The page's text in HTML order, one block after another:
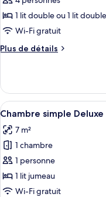
ce
type
chambre :
Deluxe,
balcon
1 lit double ou 1 lit
Wi-Fi gratuit
Plus de détails
Plus
Chambre
quadruple
Deluxe,
Afficher
toutes
les
photos
pour
ce
type
8
Chambre simple Deluxe
7 m²
1 chambre
1 personne
1 lit jumeau
Wi-Fi gratuit